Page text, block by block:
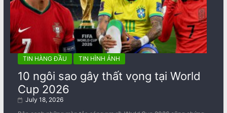
TIN HÀNG ĐẦU TIN HÌNH ẢNH
10 ngôi sao gây thất vọng tại World
Cup 2026
July 18, 2026